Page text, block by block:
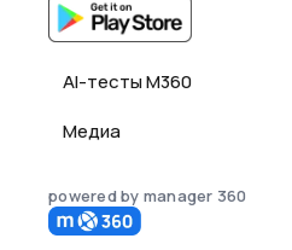
AI-тесты M360
Медиа
powered by manager 360